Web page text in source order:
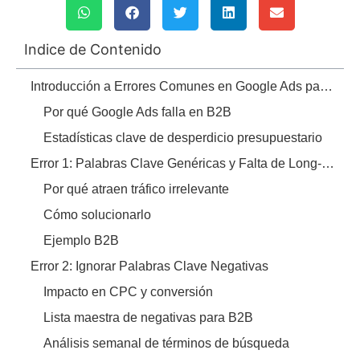
Indice de Contenido
Introducción a Errores Comunes en Google Ads para B2B
Por qué Google Ads falla en B2B
Estadísticas clave de desperdicio presupuestario
Error 1: Palabras Clave Genéricas y Falta de Long-Tail
Por qué atraen tráfico irrelevante
Cómo solucionarlo
Ejemplo B2B
Error 2: Ignorar Palabras Clave Negativas
Impacto en CPC y conversión
Lista maestra de negativas para B2B
Análisis semanal de términos de búsqueda